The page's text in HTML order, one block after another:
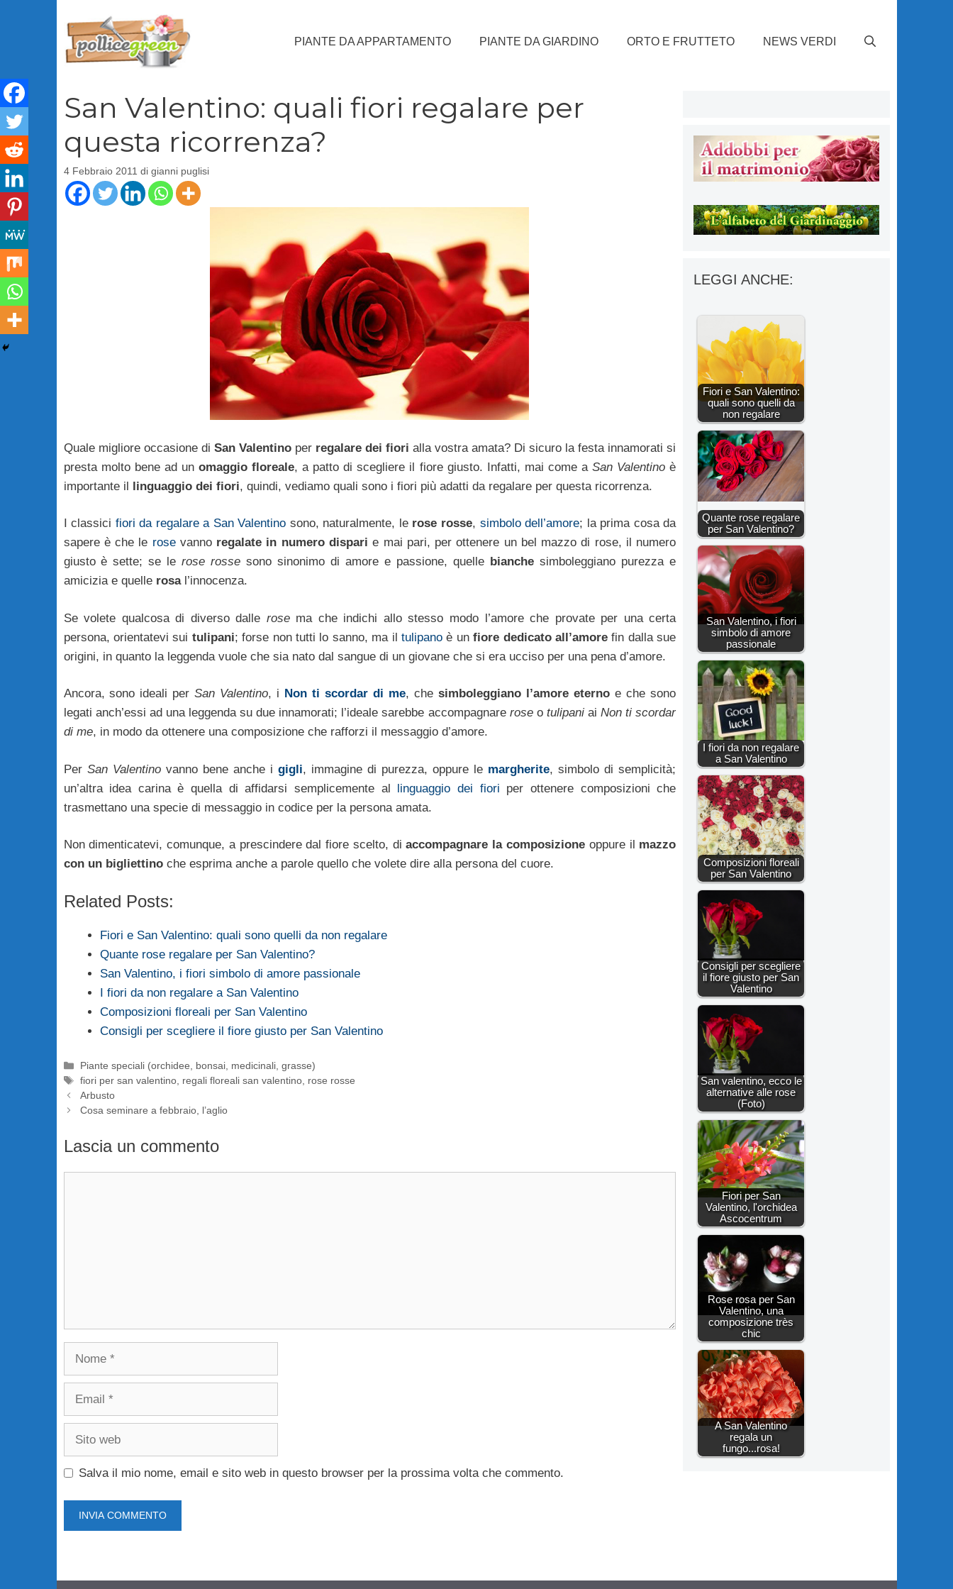
PIANTE DA APPARTAMENTO PIANTE DA GIARDINO ORTO E FRUTTETO NEWS VERDI
San Valentino: quali fiori regalare per
questa ricorrenza?
4 Febbraio 2011 di gianni puglisi
Quale migliore occasione di San Valentinoper regalare dei fiori alla vostra amata? Di sicuro la festa innamorati si
presta molto bene ad un omaggio floreale, a patto di scegliere il fiore giusto. Infatti, mai come aSan Valentino è
importante il linguaggio dei fiori, quindi, vediamo quali sono i fiori più adatti da regalare per questa ricorrenza.
I classici fiori da regalare a San Valentino sono, naturalmente, le rose rosse, simbolo dell’amore; la prima cosa da
sapere è che le rosevanno regalate in numero dispari e mai pari, per ottenere un bel mazzo di rose, il numero
giusto è sette; se lerose rosse sono sinonimo di amore e passione, quelle bianche simboleggiano purezza e
amicizia e quelle rosal’innocenza.
Se volete qualcosa di diverso dalle rosema che indichi allo stesso modo l’amore che provate per una certa
persona, orientatevi sui tulipani; forse non tutti lo sanno, ma il tulipano è unfiore dedicato all’amore fin dalla sue
origini, in quanto la leggenda vuole che sia nato dal sangue di un giovane che si era ucciso per una pena d’amore.
Ancora, sono ideali perSan Valentino, i Non ti scordar di me, chesimboleggiano l’amore eternoe che sono
legati anch’essi ad una leggenda su due innamorati; l’ideale sarebbe accompagnare roseo tulipaniaiNon ti scordar
di me, in modo da ottenere una composizione che rafforzi il messaggio d’amore.
Per San Valentinovanno bene anche i gigli, immagine di purezza, oppure le margherite, simbolo di semplicità;
un’altra idea carina è quella di affidarsi semplicemente al linguaggio dei fiori per ottenere composizioni che
trasmettano una specie di messaggio in codice per la persona amata.
Non dimenticatevi, comunque, a prescindere dal fiore scelto, diaccompagnare la composizione oppure il mazzo
con un bigliettinoche esprima anche a parole quello che volete dire alla persona del cuore.
Related Posts:
Fiori e San Valentino: quali sono quelli da non regalare
Quante rose regalare per San Valentino?
San Valentino, i fiori simbolo di amore passionale
I fiori da non regalare a San Valentino
Composizioni floreali per San Valentino
Consigli per scegliere il fiore giusto per San Valentino
Categorie
Piante speciali (orchidee, bonsai, medicinali, grasse)
Tag
fiori per san valentino, regali floreali san valentino, rose rosse
Arbusto
Cosa seminare a febbraio, l’aglio
Lascia un commento
Nome
Email
Sito
Salva il mio nome, email e sito web in questo browser per la prossima volta che commento.
LEGGI ANCHE:
Fiori e San Valentino:
quali sono quelli da
non regalare
Quante rose regalare
per San Valentino?
San Valentino, i fiori
simbolo di amore
passionale
I fiori da non regalare
a San Valentino
Composizioni floreali
per San Valentino
Consigli per scegliere
il fiore giusto per San
Valentino
San valentino, ecco le
alternative alle rose
(Foto)
Fiori per San
Valentino, l'orchidea
Ascocentrum
Rose rosa per San
Valentino, una
composizione très
chic
A San Valentino
regala un
fungo...rosa!